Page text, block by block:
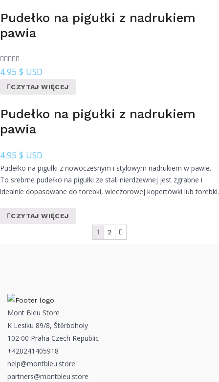
Pudełko na pigułki z nadrukiem
pawia
4.95 $ USD
CZYTAJ WIĘCEJ
Pudełko na pigułki z nadrukiem
pawia
4.95 $ USD
Pudełko na pigułki z nowoczesnym i stylowym nadrukiem w pawie.
To srebrne pudełko na pigułki ze stali nierdzewnej jest zgrabne i
idealnie dopasowane do torebki, wieczorowej kopertówki lub torebki.
CZYTAJ WIĘCEJ
1 2
Mont Bleu Store
K Lesíku 89/8, Štěrboholy
102 00 Praha Czech Republic
+420241405918
help@montbleu.store
partners@montbleu.store